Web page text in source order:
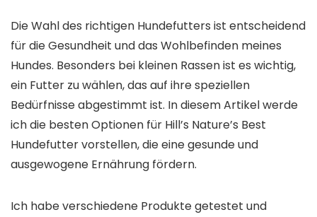
Die Wahl des richtigen Hundefutters ist entscheidend
für die Gesundheit und das Wohlbefinden meines
Hundes. Besonders bei kleinen Rassen ist es wichtig,
ein Futter zu wählen, das auf ihre speziellen
Bedürfnisse abgestimmt ist. In diesem Artikel werde
ich die besten Optionen für Hill’s Nature’s Best
Hundefutter vorstellen, die eine gesunde und
ausgewogene Ernährung fördern.
Ich habe verschiedene Produkte getestet und